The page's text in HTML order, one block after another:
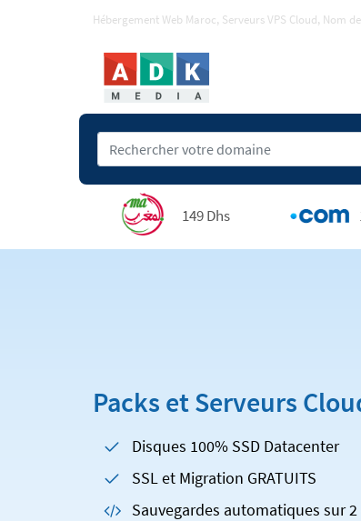
Hébergement Web Maroc, Serveurs VPS Cloud, Nom
149 Dhs
Packs et Serveurs
Disques 100% SSD Datacenter
SSL et Migration GRATUITS
Sauvegardes automatiques sur